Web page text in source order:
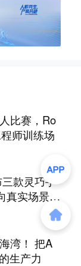
比赛，Ro
师训练场
款灵巧手
真实场景作
湾！ 把A
生产力